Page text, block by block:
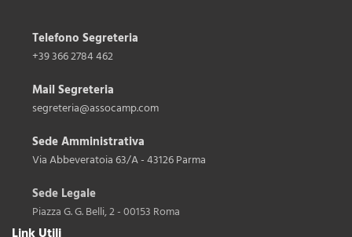
Telefono Segreteria
+39 366 2784 462
Mail Segreteria
segreteria@assocamp.com
Sede Amministrativa
Via Abbeveratoia 63/A - 43126 Parma
Sede Legale
Piazza G. G. Belli, 2 - 00153 Roma